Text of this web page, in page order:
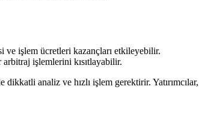
ve işlem ücretleri kazançları etkileyebilir.
işlemlerini kısıtlayabilir.
analiz ve hızlı işlem gerektirir.